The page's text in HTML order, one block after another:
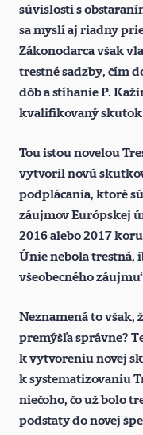
súvislosti s
sa myslí aj riadny
Zákonodarca však
trestné sadzby, čím
dôb a stíhanie P.
kvalifikovaný skutok
Tou istou novelou
vytvoril novú
podplácania, ktoré
záujmov Európskej
2016 alebo 2017
Únie nebola trestná,
všeobecného
Neznamená to však,
premýšľa správne?
k vytvoreniu novej
k systematizovaniu
niečoho, čo už bolo
podstaty do novej